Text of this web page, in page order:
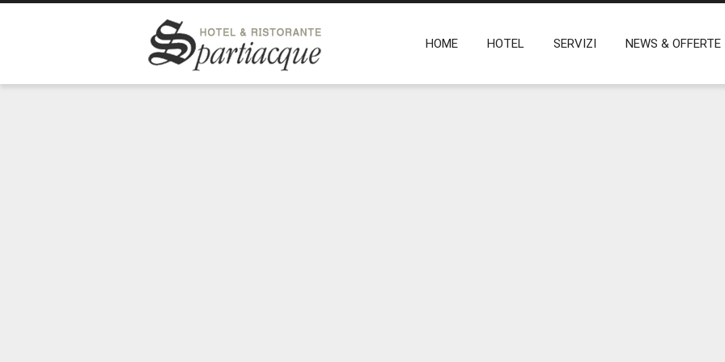
HOME HOTEL SERVIZI NEWS & OFFERTE